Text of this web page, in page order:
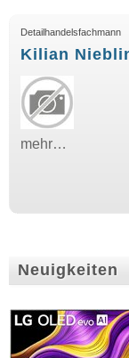
Detailhandelsfachmann
Kilian
mehr…
Neuigkeiten